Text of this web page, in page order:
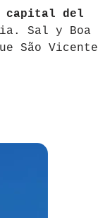
capital del
Sal y Boa
São Vicente